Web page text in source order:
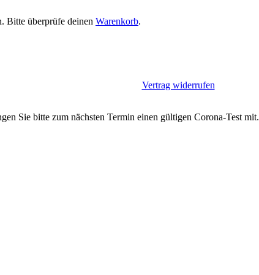
Bitte überprüfe deinen Warenkorb.
Vertrag widerrufen
Sie bitte zum nächsten Termin einen gültigen Corona-Test mit.